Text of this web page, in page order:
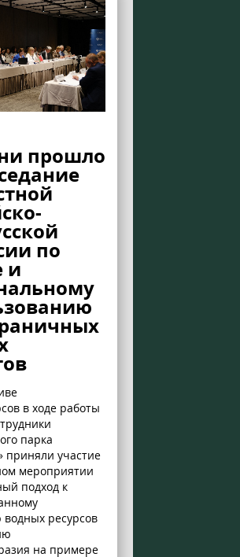
прошло
по
и
в ходе работы
парка
приняли участие
мероприятии
подход к
ресурсов
на примере